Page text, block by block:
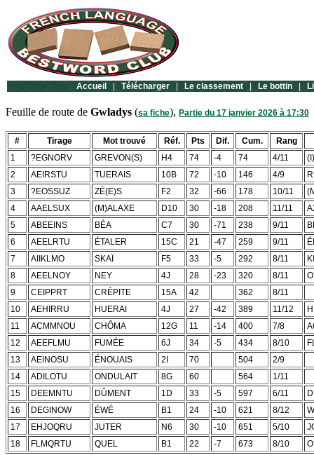
Accueil | Télécharger | Le classement | Le bottin |
Feuille de route de Gwladys (sa fiche), Partie du 17 janvier 2026 à 17:30
# Tirage Mot trouvé Réf. Pts Dif. Cum.
Rang
1
?EGNORV GREVON(S) H4 74 -4 74 4/11
2
AEIRSTU TUERAIS 10B 72 -10 146 4/9
3
?EOSSUZ ZÉ(E)S F2 32 -66 178 10/11
4
AAELSUX (M)ALAXE D10 30 -18 208 11/11
5
ABEEINS BÉA C7 30 -71 238 9/11
6
AEELRTU ÉTALER 15C 21 -47 259 9/11
7
AIIKLMO SKAÏ F5 33 -5 292 8/11
8
AEELNOY NEY 4J 28 -23 320 8/11
9
CEIPPRT CRÉPITE 15A 42 362
8/11
10
AEHIRRU HUERAI 4J 27 -42 389 11/12
11
ACMMNOU CHÔMA 12G 11 -14 400 7/8
12
AEEFLMU FUMÉE 6J 34 -5 434 8/10
13
AEINOSU ÉNOUAIS 2I 70 504
2/9
14
ADILOTU ONDULAIT 8G 60 564
1/11
15
DEEMNTU DÛMENT 1D 33 -5 597 6/11
16
DEGINOW ÉWÉ B1 24 -10 621 8/12
17
EHJOQRU JUTER N6 30 -10 651 5/10
18
FLMQRTU QUEL B1 22 -7 673 8/10